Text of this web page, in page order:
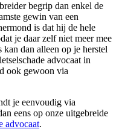
begrip dan enkel de
gewin van een
is dat hij de hele
je daar zelf niet meer mee
dan alleen op je herstel
advocaat in
ook gewoon via
je eenvoudig via
eens op onze uitgebreide
advocaat.